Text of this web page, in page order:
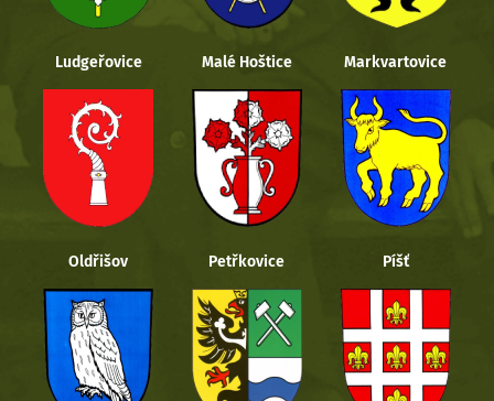
Ludgeřovice Malé Hoštice Markvartovice
Oldřišov Petřkovice Píšť